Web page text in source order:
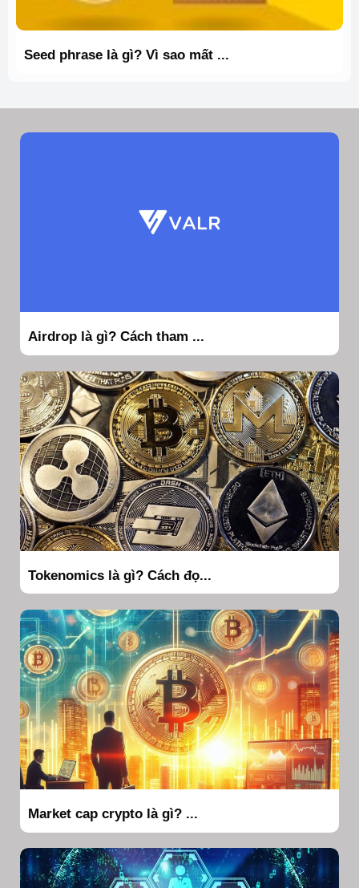
Seed phrase là gì? Vì sao mất ...
Airdrop là gì? Cách tham ...
Tokenomics là gì? Cách đọ...
Market cap crypto là gì? ...